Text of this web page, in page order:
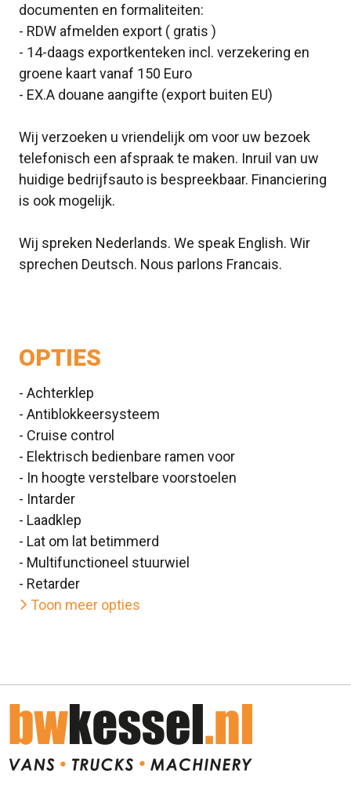
documenten en formaliteiten:
- RDW afmelden export ( gratis )
- 14-daags exportkenteken incl. verzekering en
groene kaart vanaf 150 Euro
- EX.A douane aangifte (export buiten EU)
Wij verzoeken u vriendelijk om voor uw bezoek
telefonisch een afspraak te maken. Inruil van uw
huidige bedrijfsauto is bespreekbaar. Financiering
is ook mogelijk.
Wij spreken Nederlands. We speak English. Wir
sprechen Deutsch. Nous parlons Francais.
OPTIES
- Achterklep
- Antiblokkeersysteem
- Cruise control
- Elektrisch bedienbare ramen voor
- In hoogte verstelbare voorstoelen
- Intarder
- Laadklep
- Lat om lat betimmerd
- Multifunctioneel stuurwiel
- Retarder
Toon meer opties